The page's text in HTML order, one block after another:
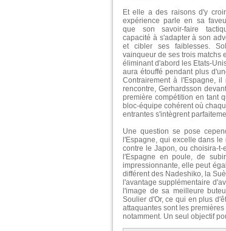
Et elle a des raisons d'y
expérience parle en sa
que son savoir-faire
capacité à s'adapter à son
et cibler ses faiblesses.
vainqueur de ses trois matchs
éliminant d'abord les Etats-
aura étouffé pendant plus
Contrairement à l'Espagne,
rencontre, Gerhardsson
première compétition en tant
bloc-équipe cohérent où
entrantes s'intègrent
Une question se pose
l'Espagne, qui excelle dans
contre le Japon, ou choisira-
l'Espagne en poule, de
impressionnante, elle peut
différent des Nadeshiko, la
l'avantage supplémentaire
l'image de sa meilleure
Soulier d'Or, ce qui en plus
attaquantes sont les
notamment. Un seul objectif